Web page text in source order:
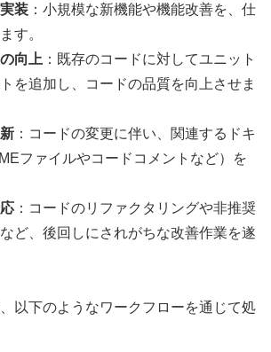
装 ：小規模な新機能や機能改善を、仕
す。
向上 ：既存のコードに対してユニット
を追加し、コードの品質を向上させま
：コードの変更に伴い、関連するドキ
ファイルやコードコメントなど）を
：コードのリファクタリングや非推奨
ど、後回しにされがちな改善作業を遂
以下のようなワークフローを通じて処